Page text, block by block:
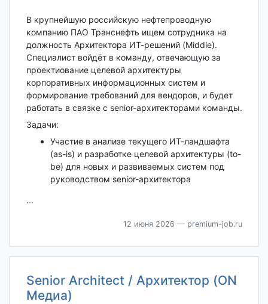
В крупнейшую российскую нефтепроводную
компанию ПАО Транснефть ищем сотрудника на
должность Архитектора ИТ-решений (Middle).
Специалист войдёт в команду, отвечающую за
проектиование целевой архитектуры
корпоративных информационных систем и
формирование требований для вендоров, и будет
работать в связке с senior-архитекторами команды.
Задачи:
Участие в анализе текущего ИТ-ландшафта
(as-is) и разработке целевой архитектуры (to-
be) для новых и развиваемых систем под
руководством senior-архитектора
...
12 июня 2026 — premium-job.ru
Senior Architect / Архитектор (ON
Медиа)